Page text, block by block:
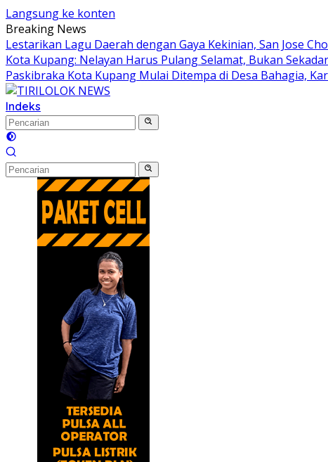
Langsung ke konten
Breaking News
Lestarikan Lagu Daerah dengan Gaya Kekinian, San Jose
Kota Kupang: Nelayan Harus Pulang Selamat, Bukan
Paskibraka Kota Kupang Mulai Ditempa di Desa Bahagia,
Indeks